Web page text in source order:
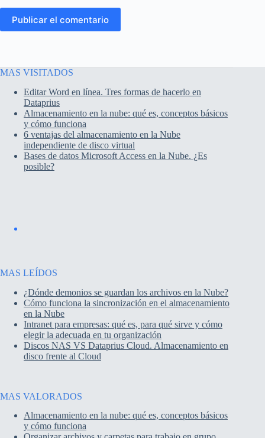
Publicar el comentario
MAS VISITADOS
Editar Word en línea. Tres formas de hacerlo en
Dataprius
Almacenamiento en la nube: qué es, conceptos básicos
y cómo funciona
6 ventajas del almacenamiento en la Nube
independiente de disco virtual
Bases de datos Microsoft Access en la Nube. ¿Es
posible?
MAS LEÍDOS
¿Dónde demonios se guardan los archivos en la Nube?
Cómo funciona la sincronización en el almacenamiento
en la Nube
Intranet para empresas: qué es, para qué sirve y cómo
elegir la adecuada en tu organización
Discos NAS VS Dataprius Cloud. Almacenamiento en
disco frente al Cloud
MAS VALORADOS
Almacenamiento en la nube: qué es, conceptos básicos
y cómo funciona